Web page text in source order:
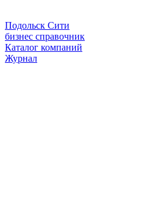
Подольск Сити
бизнес справочник
Каталог компаний
Журнал